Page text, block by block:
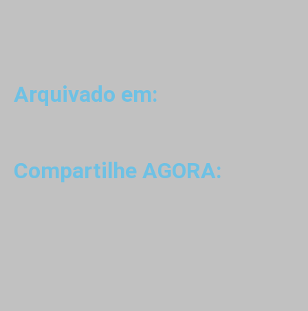
Arquivado em:
Compartilhe AGORA: